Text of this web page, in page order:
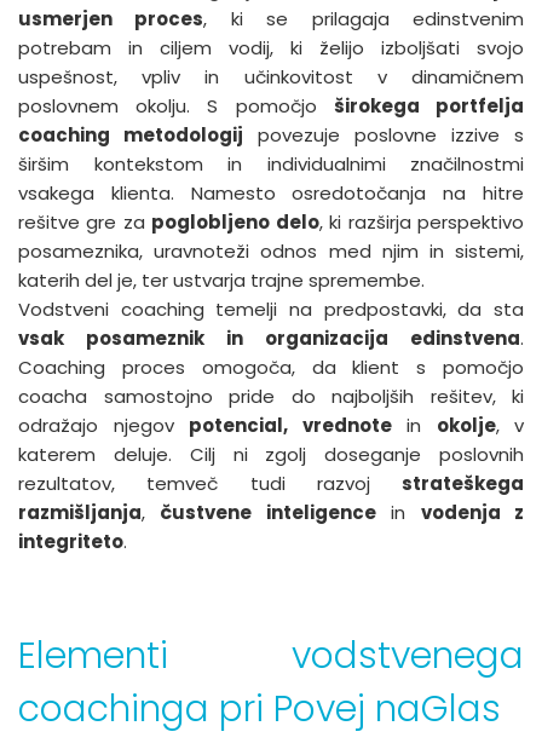
usmerjen proces, ki se prilagaja edinstvenim
potrebam in ciljem vodij, ki želijo izboljšati svojo
uspešnost, vpliv in učinkovitost v dinamičnem
poslovnem okolju. S pomočjo širokega portfelja
coaching metodologij povezuje poslovne izzive s
širšim kontekstom in individualnimi značilnostmi
vsakega klienta. Namesto osredotočanja na hitre
rešitve gre za poglobljeno delo, ki razširja perspektivo
posameznika, uravnoteži odnos med njim in sistemi,
katerih del je, ter ustvarja trajne spremembe.
Vodstveni coaching temelji na predpostavki, da sta
vsak posameznik in organizacija edinstvena.
Coaching proces omogoča, da klient s pomočjo
coacha samostojno pride do najboljših rešitev, ki
odražajo njegov potencial, vrednotein okolje, v
katerem deluje. Cilj ni zgolj doseganje poslovnih
rezultatov, temveč tudi razvoj strateškega
razmišljanja, čustvene inteligencein vodenja z
integriteto.
Elementi vodstvenega
coachinga pri Povej naGlas